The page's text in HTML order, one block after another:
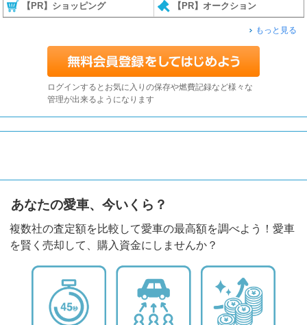
【PR】ショッピング 【PR】オークション
もっと見る
ログインするとお気に入りの保存や燃費記録など様々な
管理が出来るようになります
あなたの愛車、今いくら？
複数社の査定額を比較して愛車の最高額を調べよう！愛車
を賢く売却して、購入資金にしませんか？